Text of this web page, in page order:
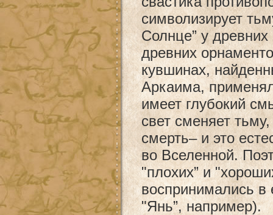
символизирует
Солнце” у
древних
кувшинах,
Аркаима,
имеет глубокий
свет сменяет
смерть– и это
во Вселенной.
"плохих” и
воспринимались в
"Янь”, например).